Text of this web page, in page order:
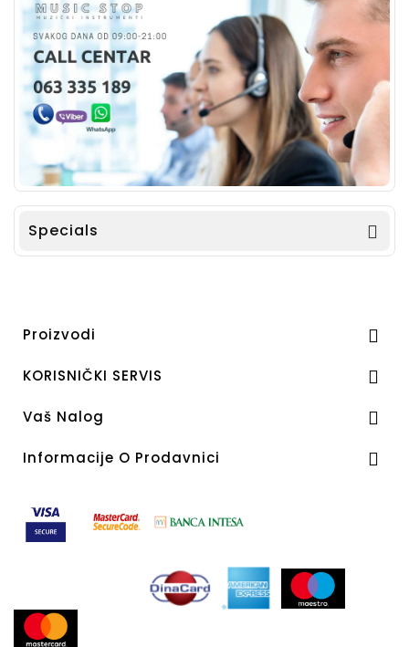
Specials 
Proizvodi 
KORISNIČKI SERVIS 
Vaš Nalog 
Informacije O Prodavnici 